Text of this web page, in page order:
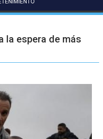
la espera de más